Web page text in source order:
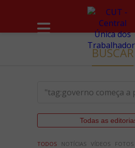
BUSCAR
Todas as
TODOS NOTÍCIAS VÍDEOS FOTOS